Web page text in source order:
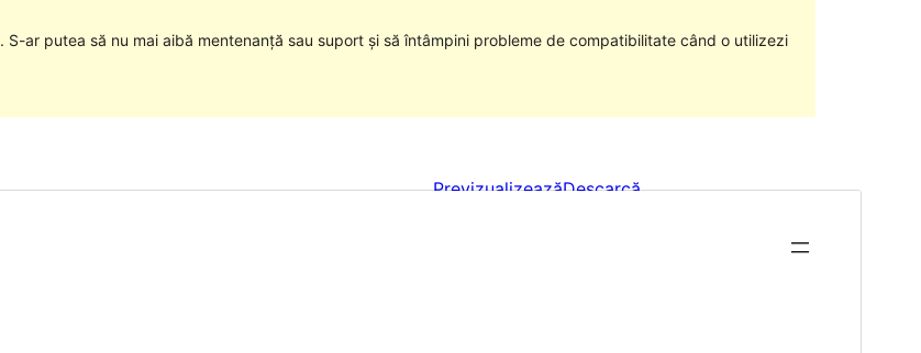
. S-ar putea să nu mai aibă mentenanță sau suport și să întâmpini probleme de compatibilitate când o utilizezi
PrevizualizeazăDescarcă
10 mai 2024